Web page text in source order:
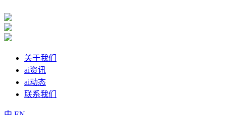
关于我们
ai资讯
ai动态
联系我们